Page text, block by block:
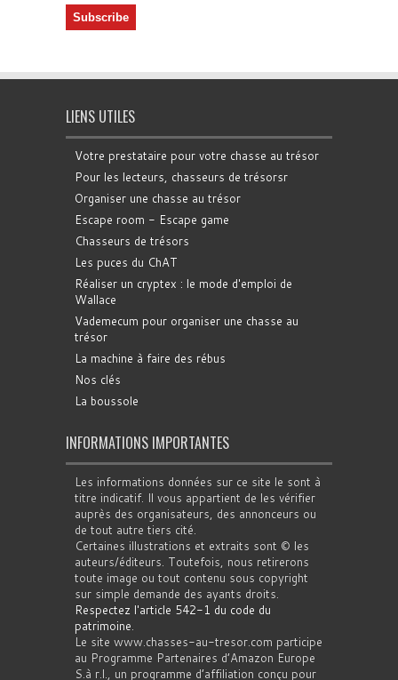
LIENS UTILES
Votre prestataire pour votre chasse au trésor
Pour les lecteurs, chasseurs de trésorsr
Organiser une chasse au trésor
Escape room - Escape game
Chasseurs de trésors
Les puces du ChAT
Réaliser un cryptex : le mode d'emploi de
Wallace
Vademecum pour organiser une chasse au
trésor
La machine à faire des rébus
Nos clés
La boussole
INFORMATIONS IMPORTANTES
Les informations données sur ce site le sont à
titre indicatif. Il vous appartient de les vérifier
auprès des organisateurs, des annonceurs ou
de tout autre tiers cité.
Certaines illustrations et extraits sont © les
auteurs/éditeurs. Toutefois, nous retirerons
toute image ou tout contenu sous copyright
sur simple demande des ayants droits.
Respectez l'article 542-1 du code du
patrimoine.
Le site www.chasses-au-tresor.com participe
au Programme Partenaires d’Amazon Europe
S.à r.l., un programme d’affiliation conçu pour